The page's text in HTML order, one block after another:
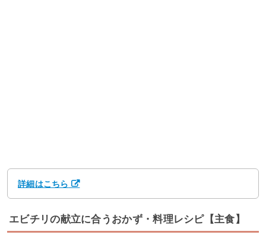
詳細はこちら
エビチリの献立に合うおかず・料理レシピ【主食】